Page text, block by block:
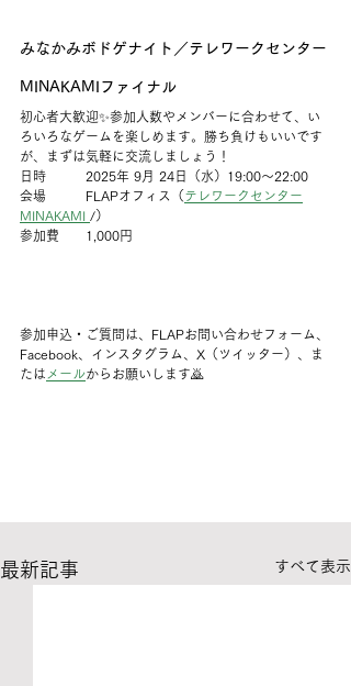
みなかみボドゲナイト／テレワークセンター
MINAKAMIファイナル
初心者大歓迎✨参加人数やメンバーに合わせて、い
ろいろなゲームを楽しめます。勝ち負けもいいです
が、まずは気軽に交流しましょう！
日時　　　2025年 9月 24日（水）19:00〜22:00
会場　　　FLAPオフィス（ テレワークセンター
MINAKAMI /）
参加費　　1,000円
参加申込・ご質問は、FLAPお問い合わせフォーム、
Facebook、インスタグラム、X（ツイッター）、ま
たは メールからお願いします🙇
最新記事 すべて表示